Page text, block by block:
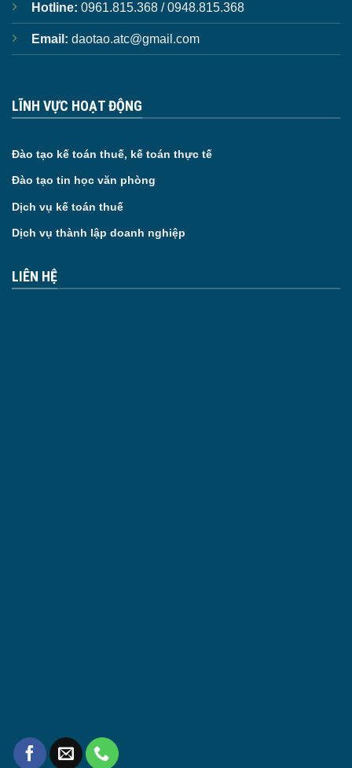
Hotline: 0961.815.368 / 0948.815.368
Email: daotao.atc@gmail.com
LĨNH VỰC HOẠT ĐỘNG
Đào tạo kế toán thuế, kế toán thực tế
Đào tạo tin học văn phòng
Dịch vụ kế toán thuế
Dịch vụ thành lập doanh nghiệp
LIÊN HỆ